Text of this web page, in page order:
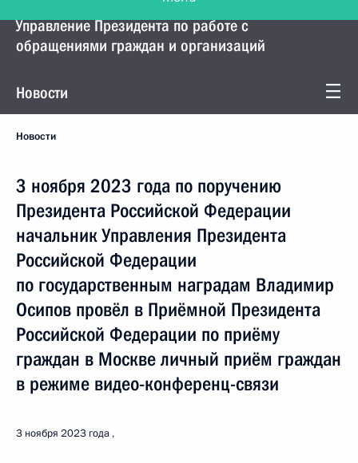
Управление Президента по работе с
обращениями граждан и организаций
Новости
Новости
3 ноября 2023 года по поручению
Президента Российской Федерации
начальник Управления Президента
Российской Федерации
по государственным наградам Владимир
Осипов провёл в Приёмной Президента
Российской Федерации по приёму
граждан в Москве личный приём граждан
в режиме видео-конференц-связи
3 ноября 2023 года